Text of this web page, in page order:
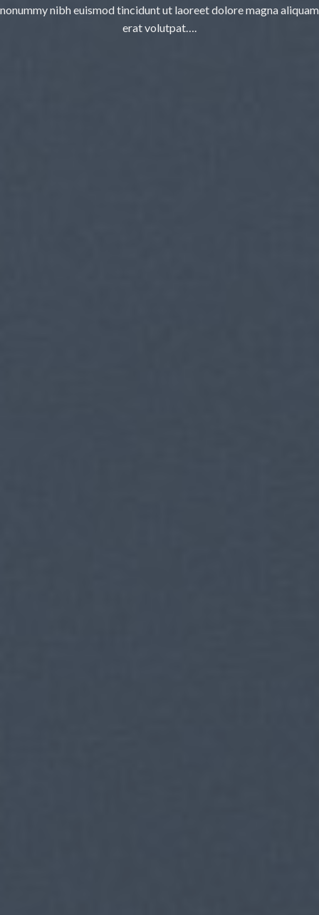
nonummy nibh euismod tincidunt ut laoreet dolore magna aliquam
erat volutpat….